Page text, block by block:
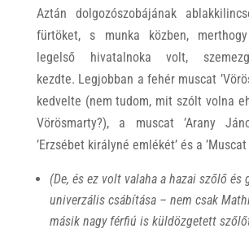
Aztán dolgozószobájának
fürtöket, s munka közben,
legelső hivatalnoka volt,
kezdte. Legjobban a fehér muscat
kedvelte (nem tudom, mit szólt volna
Vörösmarty?), a muscat ’Arany
’Erzsébet királyné emlékét’ és a
(De, és ez volt valaha a hazai szőlő és
univerzális csábítása – nem csak
másik nagy férfiú is küldözgetett